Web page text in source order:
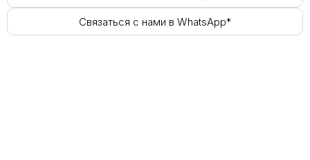
Связаться с нами в WhatsApp*